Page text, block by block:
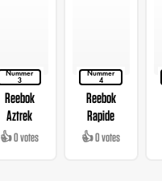
Nummer
3
Reebok
Aztrek
👍 0 votes
Nummer
4
Reebok
Rapide
👍 0 votes